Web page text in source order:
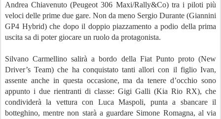
Andrea Chiavenuto (Peugeot 306 Maxi/Rally&Co) tra i piloti più
veloci delle prime due gare. Non da meno Sergio Durante (Giannini
GP4 Hybrid) che dopo il doppio piazzamento a podio della prima
uscita sa di poter giocare un ruolo da protagonista.
Silvano Carmellino salirà a bordo della Fiat Punto proto (New
Driver’s Team) che ha conquistato tanti allori con il figlio Ivan,
assente anche in questa occasione, ma da tenere d’occhio sono
appunto i due rientranti di classe: Gigi Galli (Kia Rio RX), che
condividerà la vettura con Luca Maspoli, punta a sbancare il
botteghino, mentre non starà a guardare Simone Romagna, al via